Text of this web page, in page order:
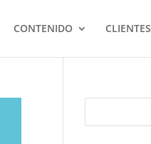
CONTENIDO CLIENTES